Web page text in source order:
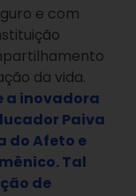
e com
da vida.
a inovadora
Paiva
do Afeto e
Tal
de